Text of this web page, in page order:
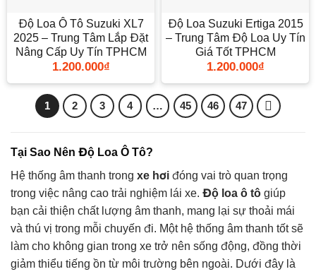
Độ Loa Ô Tô Suzuki XL7
2025 – Trung Tâm Lắp Đặt
Nâng Cấp Uy Tín TPHCM
1.200.000₫
Độ Loa Suzuki Ertiga 2015
– Trung Tâm Độ Loa Uy Tín
Giá Tốt TPHCM
1.200.000₫
1 2 3 4 … 45 46 47
Tại Sao Nên Độ Loa Ô Tô?
Hệ thống âm thanh trong xe hơi đóng vai trò quan trọng
trong việc nâng cao trải nghiệm lái xe. Độ loa ô tô giúp
bạn cải thiện chất lượng âm thanh, mang lại sự thoải mái
và thú vị trong mỗi chuyến đi. Một hệ thống âm thanh tốt sẽ
làm cho không gian trong xe trở nên sống động, đồng thời
giảm thiểu tiếng ồn từ môi trường bên ngoài. Dưới đây là